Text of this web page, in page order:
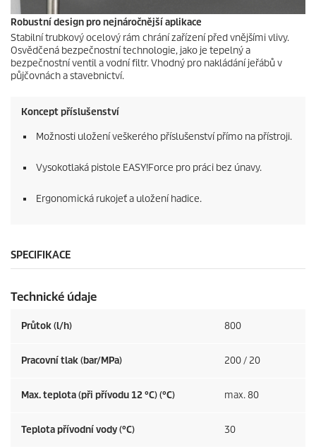
Robustní design pro nejnáročnější aplikace
Stabilní trubkový ocelový rám chrání zařízení před vnějšími vlivy.
Osvědčená bezpečnostní technologie, jako je tepelný a
bezpečnostní ventil a vodní filtr. Vhodný pro nakládání jeřábů v
půjčovnách a stavebnictví.
Koncept příslušenství
Možnosti uložení veškerého příslušenství přímo na přístroji.
Vysokotlaká pistole EASY!Force pro práci bez únavy.
Ergonomická rukojeť a uložení hadice.
SPECIFIKACE
Technické údaje
Průtok (l/h) 800
Pracovní tlak (bar/MPa) 200 / 20
Max. teplota (při přívodu 12 °C) (°C) max. 80
Teplota přívodní vody (°C) 30